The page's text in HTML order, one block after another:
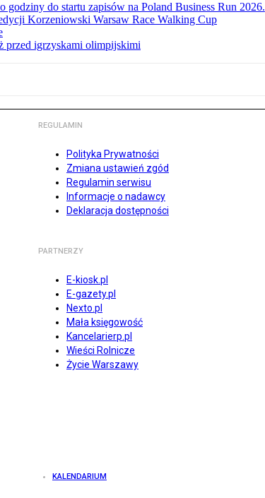
godziny do startu zapisów na Poland Business Run 2026.
Korzeniowski Warsaw Race Walking Cup
przed igrzyskami olimpijskimi
REGULAMIN
Polityka Prywatności
Zmiana ustawień zgód
Regulamin serwisu
Informacje o nadawcy
Deklaracja dostępności
PARTNERZY
E-kiosk.pl
E-gazety.pl
Nexto.pl
Mała księgowość
Kancelarierp.pl
Wieści Rolnicze
Życie Warszawy
KALENDARIUM